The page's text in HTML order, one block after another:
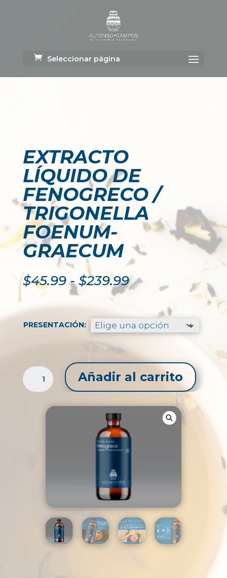
Seleccionar página
EXTRACTO
LÍQUIDO DE
FENOGRECO /
TRIGONELLA
FOENUM-
GRAECUM
$45.99 - $239.99Rango
de
precios:
desde
$45.99
hasta
$239.99
PRESENTACIÓN:
EXTRACTO
LÍQUIDO
FENOGRECO
Añadir al carrito